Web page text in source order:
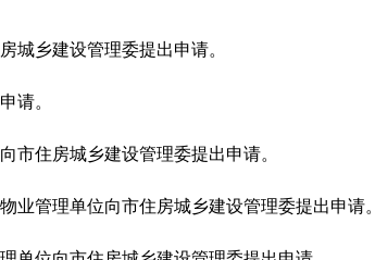
城乡建设管理委提出申请。
请。
市住房城乡建设管理委提出申请。
业管理单位向市住房城乡建设管理委提出申请。